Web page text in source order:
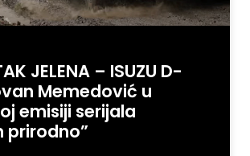
JELENA – ISUZU D-
Memedović u
emisiji serijala
prirodno”